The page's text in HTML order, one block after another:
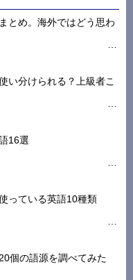
とめ。海外ではどう思わ
い分けられる？上級者こ
16選
っている英語10種類
個の語源を調べてみた